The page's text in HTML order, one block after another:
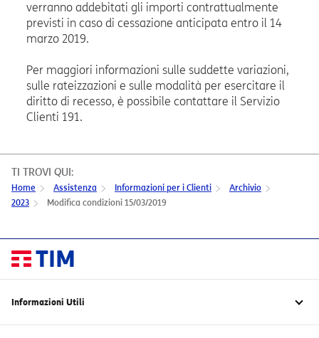
verranno addebitati gli importi contrattualmente
previsti in caso di cessazione anticipata entro il 14
marzo 2019.
Per maggiori informazioni sulle suddette variazioni,
sulle rateizzazioni e sulle modalità per esercitare il
diritto di recesso, è possibile contattare il Servizio
Clienti 191.
TI TROVI QUI:
Home Assistenza Informazioni per i Clienti
Archivio
2023
Modifica condizioni 15/03/2019
Informazioni Utili